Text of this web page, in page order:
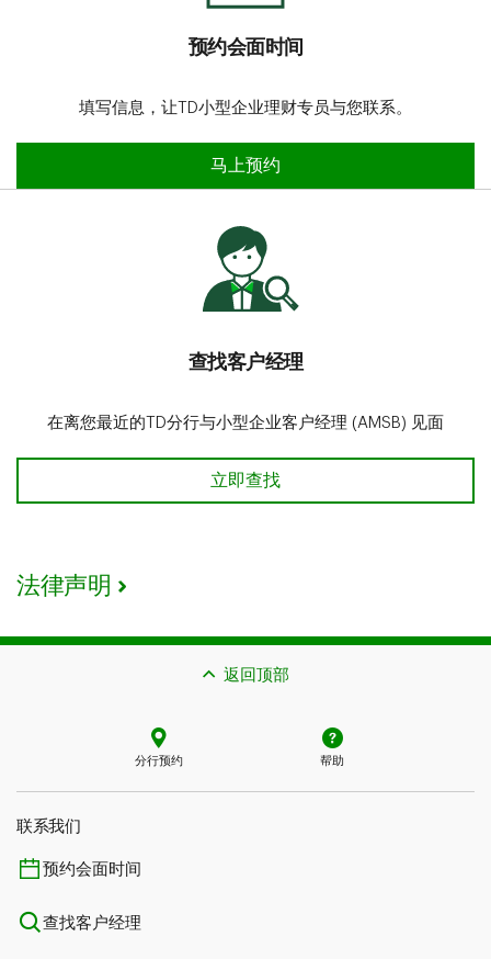
预约会面时间
填写信息，让TD小型企业理财专员与您联系。
预约会面时间
马上预约
查找客户经理
在离您最近的TD分行与小型企业客户经理 (AMSB) 见面
查找客户经理
立即查找
法律声明
返回顶部
分行预约 帮助
联系我们​​​​​​​
预约会面时间
查找客户经理